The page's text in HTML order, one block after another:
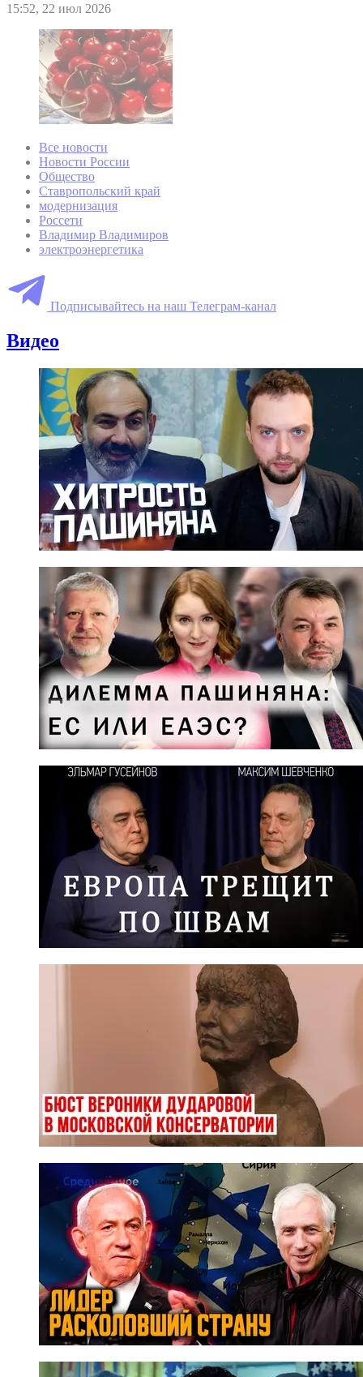
15:52, 22 июл 2026
Все новости
Новости России
Общество
Ставропольский край
модернизация
Россети
Владимир Владимиров
электроэнергетика
Подписывайтесь на наш Телеграм-канал
Видео